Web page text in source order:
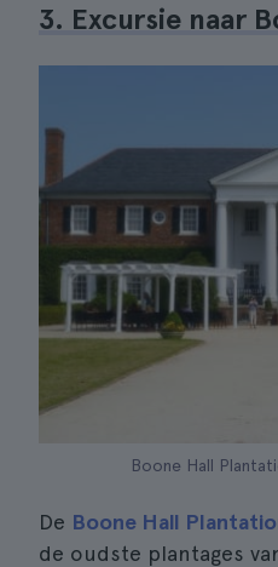
3. Excursie naar
Boone Hall
De Boone Hall
de oudste plantages